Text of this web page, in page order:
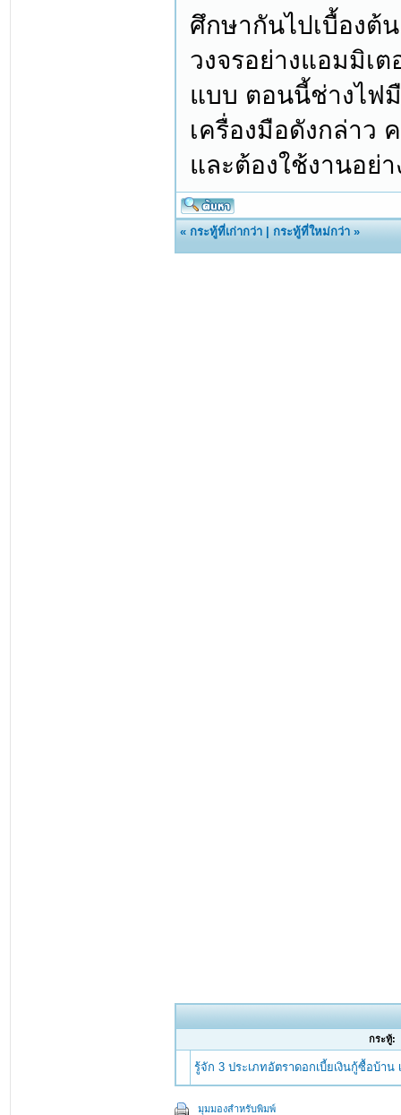
ศึกษากันไปเบื้องต้
วงจรอย่างแอมมิเ
แบบ ตอนนี้ช่างไฟ
เครื่องมือดังกล่าว
และต้องใช้งานอย่
«กระทู้ที่เก่ากว่า |กระทู้ที่ใหม่กว่า »
กระทู้:
รู้จัก 3 ประเภทอัตราดอกเบี้ยเงินกู้ซื้อบ้าน
มุมมองสำหรับพิมพ์